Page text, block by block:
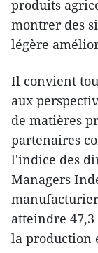
produits
montrer des
légère
Il convient
aux
de matières
partenaires
l'indice des
Managers
atteindre
la production